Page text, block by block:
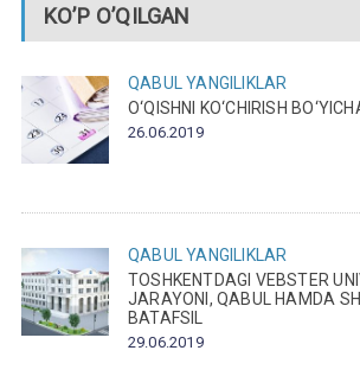
KO’P O’QILGAN
QABUL YANGILIKLAR
O‘QISHNI KO‘CHIRISH
26.06.2019
QABUL YANGILIKLAR
TOSHKENTDAGI VEBSTER
JARAYONI, QABUL HAMDA
BATAFSIL
29.06.2019